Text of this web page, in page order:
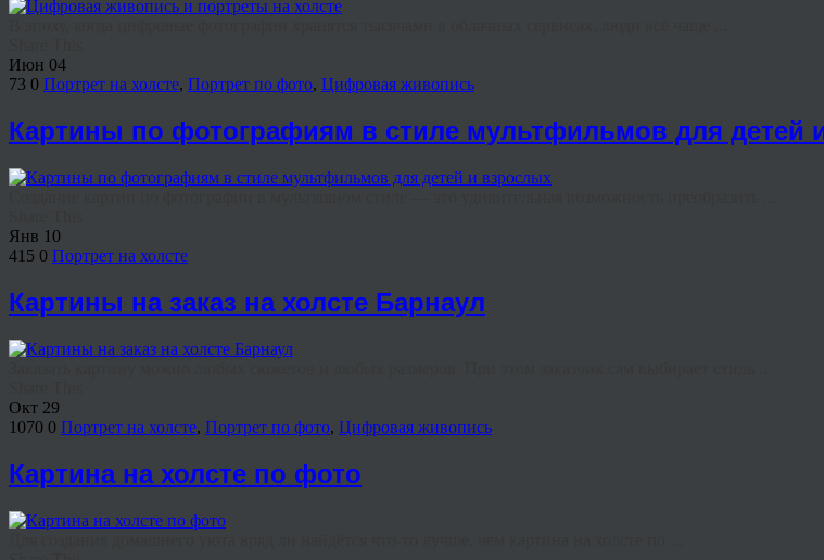
Июн 04
73 0 Портрет на холсте, Портрет по фото, Цифровая живопись
Картины по фотографиям в стиле мультфильмов для детей
Янв 10
415 0 Портрет на холсте
Картины на заказ на холсте Барнаул
Окт 29
1070 0 Портрет на холсте, Портрет по фото, Цифровая живопись
Картина на холсте по фото